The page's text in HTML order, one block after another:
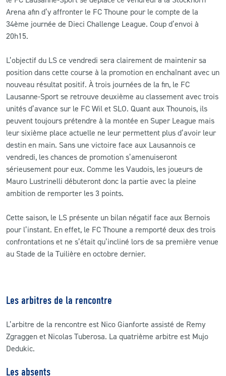
CLUB
ACTUALITÉS
LS E-SHOP
L’APP DU LS
LS ACADEMY CAMPS
MATCH DES CELEBRITES
PRESSE ET MEDIAS
Arena afin d’y affronter le FC Thoune pour le compte de la
34ème journée de Dieci Challenge League. Coup d’envoi à
20h15.
L’objectif du LS ce vendredi sera clairement de maintenir sa
position dans cette course à la promotion en enchaînant avec un
nouveau résultat positif. À trois journées de la fin, le FC
Lausanne-Sport se retrouve deuxième au classement avec trois
unités d’avance sur le FC Wil et SLO. Quant aux Thounois, ils
peuvent toujours prétendre à la montée en Super League mais
leur sixième place actuelle ne leur permettent plus d’avoir leur
destin en main. Sans une victoire face aux Lausannois ce
vendredi, les chances de promotion s’amenuiseront
sérieusement pour eux. Comme les Vaudois, les joueurs de
Mauro Lustrinelli débuteront donc la partie avec la pleine
ambition de remporter les 3 points.
Cette saison, le LS présente un bilan négatif face aux Bernois
pour l’instant. En effet, le FC Thoune a remporté deux des trois
confrontations et ne s’était qu’incliné lors de sa première venue
au Stade de la Tuilière en octobre dernier.
Les arbitres de la rencontre
L’arbitre de la rencontre est Nico Gianforte assisté de Remy
Zgraggen et Nicolas Tuberosa. La quatrième arbitre est Mujo
Dedukic.
Les absents